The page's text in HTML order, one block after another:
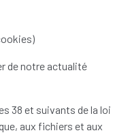
de notre actualité
38 et suivants de la loi
aux fichiers et aux